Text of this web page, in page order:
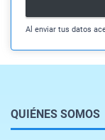
Al enviar tus datos
QUIÉNES SOMOS